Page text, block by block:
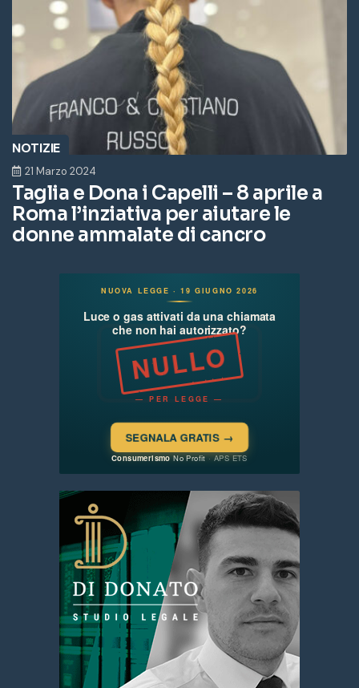
NOTIZIE
21 Marzo 2024
Taglia e Dona i Capelli – 8 aprile a
Roma l’inziativa per aiutare le
donne ammalate di cancro